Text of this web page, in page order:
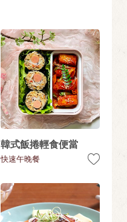
韓式飯捲輕食便當
快速午晚餐